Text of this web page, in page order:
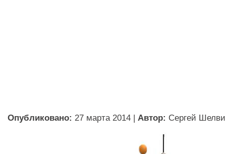
Опубликовано: 27 марта 2014 | Автор: Сергей